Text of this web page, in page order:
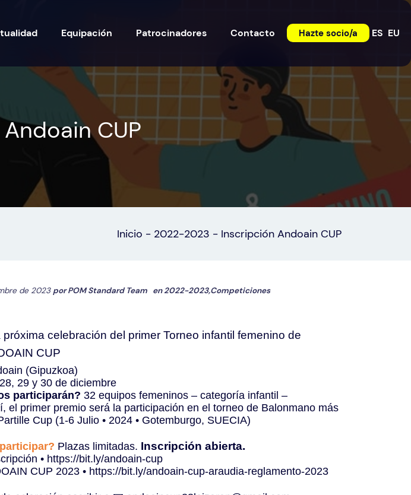
Equipación Patrocinadores Contacto Hazte socio/a ES EU
CUP
Inicio - 2022-2023 - Inscripción Andoain CUP
de 2023 porPOM Standard Team en2022-2023,Competiciones
celebración del primer Torneo infantil femenino de
CUP
(Gipuzkoa)
29 y 30 de diciembre
participarán? 32 equipos femeninos – categoría infantil –
el primer premio será la participación en el torneo de Balonmano más
Cup (1-6 Julio • 2024 • Gotemburgo, SUECIA)
Plazas limitadas. Inscripción abierta.
• https://bit.ly/andoain-cup
CUP 2023 • https://bit.ly/andoain-cup-araudia-reglamento-2023